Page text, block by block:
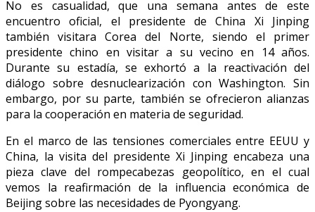
No es casualidad, que una semana antes de este
encuentro oficial, el presidente de China Xi Jinping
también visitara Corea del Norte, siendo el primer
presidente chino en visitar a su vecino en 14 años.
Durante su estadía, se exhortó a la reactivación del
diálogo sobre desnuclearización con Washington. Sin
embargo, por su parte, también se ofrecieron alianzas
para la cooperación en materia de seguridad.
En el marco de las tensiones comerciales entre EEUU y
China, la visita del presidente Xi Jinping encabeza una
pieza clave del rompecabezas geopolítico, en el cual
vemos la reafirmación de la influencia económica de
Beijing sobre las necesidades de Pyongyang.